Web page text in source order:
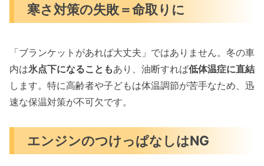
寒さ対策の失敗＝命取りに
「ブランケットがあれば大丈夫」ではありません。冬の車
内は氷点下になることもあり、油断すれば低体温症に直結
します。特に高齢者や子どもは体温調節が苦手なため、迅
速な保温対策が不可欠です。
エンジンのつけっぱなしはNG